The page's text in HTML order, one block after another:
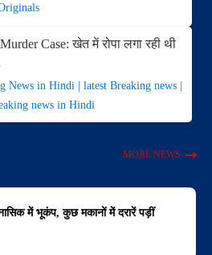
Case: खेत में रोपा लगा रही थी
News in Hindi | latest Breaking news |
news in Hindi
MORE NEWS
में भूकंप, कुछ मकानों में दरारें पड़ीं